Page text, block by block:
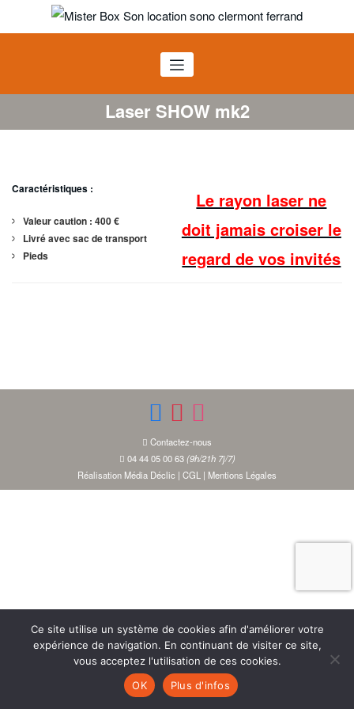
Mister BOX SON
Laser SHOW mk2
Caractéristiques :
Valeur caution : 400 €
Livré avec sac de transport
Pieds
Le rayon laser ne
doit jamais croiser le
regard de vos invités
Contactez-nous
04 44 05 00 63(9h/21h 7j/7)
Réalisation Média Déclic | CGL | Mentions Légales
Ce site utilise un système de cookies afin d'améliorer votre
expérience de navigation. En continuant de visiter ce site,
vous acceptez l'utilisation de ces cookies.
OK
Plus d'infos